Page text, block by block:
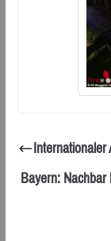
Bayern: